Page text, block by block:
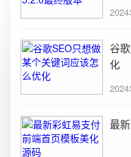
谷
化
最